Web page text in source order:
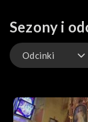
Sezony i
Odcinki